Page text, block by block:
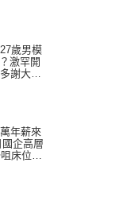
歲男模
激罕開
謝大家
年薪來
企高層
床位｜